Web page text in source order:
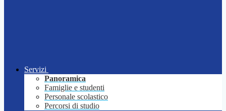
Servizi
Panoramica
Famiglie e studenti
Personale scolastico
Percorsi di studio